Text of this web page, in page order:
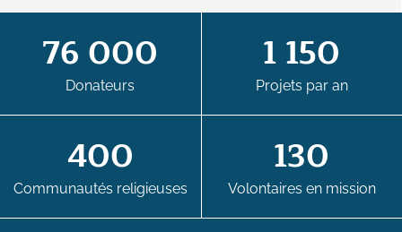
76 000
Donateurs
1 150
Projets par an
400
Communautés religieuses
130
Volontaires en mission